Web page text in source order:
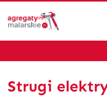
Strugi